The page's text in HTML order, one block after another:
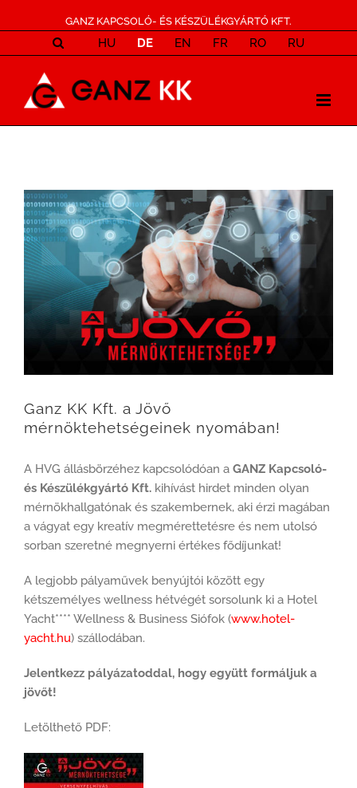
GANZ KAPCSOLÓ- ÉS KÉSZÜLÉKGYÁRTÓ KFT.
HU DE EN FR RO RU
View
Larger
Image
Ganz KK Kft. a Jövő
mérnöktehetségeinek nyomában!
A HVG állásbörzéhez kapcsolódóan a GANZ Kapcsoló-
és Készülékgyártó Kft. kihívást hirdet minden olyan
mérnökhallgatónak és szakembernek, aki érzi magában
a vágyat egy kreatív megmérettetésre és nem utolsó
sorban szeretné megnyerni értékes fődíjunkat!
A legjobb pályaművek benyújtói között egy
kétszemélyes wellness hétvégét sorsolunk ki a Hotel
Yacht**** Wellness & Business Siófok (www.hotel-
yacht.hu) szállodában.
Jelentkezz pályázatoddal, hogy együtt formáljuk a
jövőt!
Letölthető PDF: